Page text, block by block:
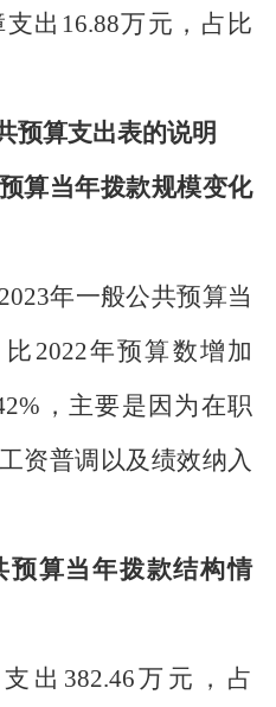
出16.88万元，占比
预算支出表的说明
算当年拨款规模变化
年一般公共预算当
2022年预算数增加
，主要是因为在职
资普调以及绩效纳入
预算当年拨款结构情
382.46万元，占